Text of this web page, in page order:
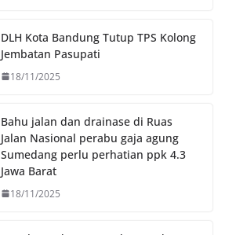
n
k
DLH Kota Bandung Tutup TPS Kolong
Jembatan Pasupati
18/11/2025
Bahu jalan dan drainase di Ruas
Jalan Nasional perabu gaja agung
Sumedang perlu perhatian ppk 4.3
Jawa Barat
18/11/2025